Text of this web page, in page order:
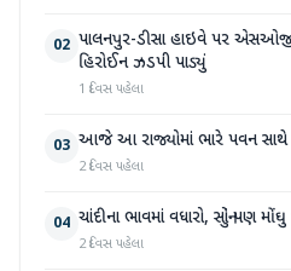
02 પાલનપુર-ડીસા હાઇવે પર એસઓજી
હિરોઈન ઝડપી પાડ્યું
1 દિવસ પહેલા
03 આજે આ રાજ્યોમાં ભારે પવન સાથે
2 દિવસ પહેલા
04 ચાંદીના ભાવમાં વધારો, સોનું પણ
2 દિવસ પહેલા